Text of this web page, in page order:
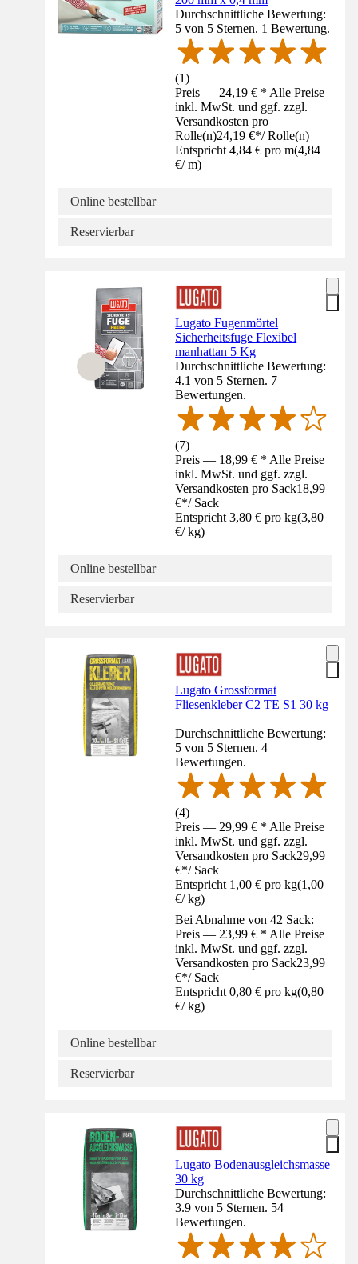
Durchschnittliche Bewertung:
5 von 5 Sternen. 1 Bewertung.
(1)
Preis — 24,19 € * Alle Preise
inkl. MwSt. und ggf. zzgl.
Versandkosten pro
Rolle(n)24,19 €*/ Rolle(n)
Entspricht 4,84 € pro m(4,84
€/ m)
Online bestellbar
Reservierbar
Lugato Fugenmörtel
Sicherheitsfuge Flexibel
manhattan 5 Kg
Durchschnittliche Bewertung:
4.1 von 5 Sternen. 7
Bewertungen.
(7)
Preis — 18,99 € * Alle Preise
inkl. MwSt. und ggf. zzgl.
Versandkosten pro Sack18,99
€*/ Sack
Entspricht 3,80 € pro kg(3,80
€/ kg)
Online bestellbar
Reservierbar
Lugato Grossformat
Fliesenkleber C2 TE S1 30 kg
Durchschnittliche Bewertung:
5 von 5 Sternen. 4
Bewertungen.
(4)
Preis — 29,99 € * Alle Preise
inkl. MwSt. und ggf. zzgl.
Versandkosten pro Sack29,99
€*/ Sack
Entspricht 1,00 € pro kg(1,00
€/ kg)
Bei Abnahme von 42 Sack:
Preis — 23,99 € * Alle Preise
inkl. MwSt. und ggf. zzgl.
Versandkosten pro Sack23,99
€*/ Sack
Entspricht 0,80 € pro kg(0,80
€/ kg)
Online bestellbar
Reservierbar
Lugato Bodenausgleichsmasse
30 kg
Durchschnittliche Bewertung:
3.9 von 5 Sternen. 54
Bewertungen.